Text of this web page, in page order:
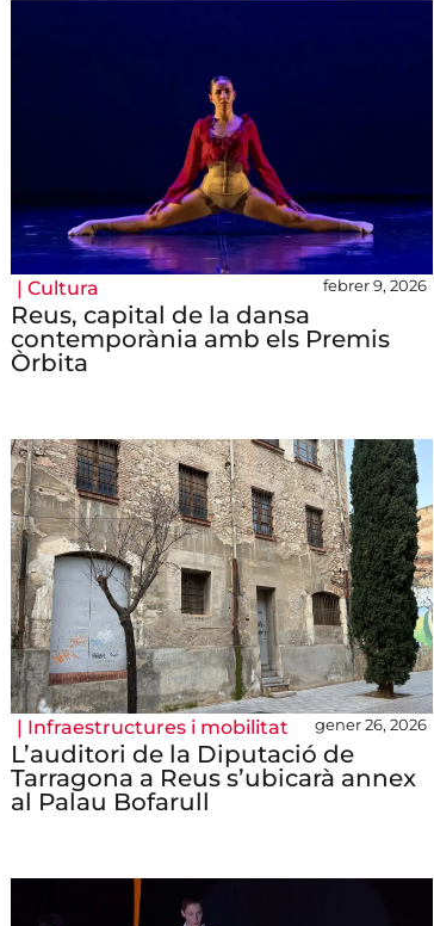
| Cultura febrer 9, 2026
Reus, capital de la dansa
contemporània amb els Premis
Òrbita
| Infraestructures i mobilitat gener 26, 2026
L’auditori de la Diputació de
Tarragona a Reus s’ubicarà annex
al Palau Bofarull